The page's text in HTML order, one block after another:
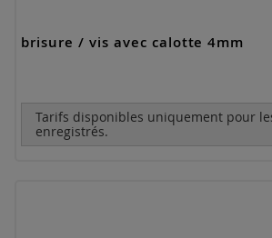
brisure / vis avec calotte 4mm
Tarifs disponibles uniquement pour
enregistrés.